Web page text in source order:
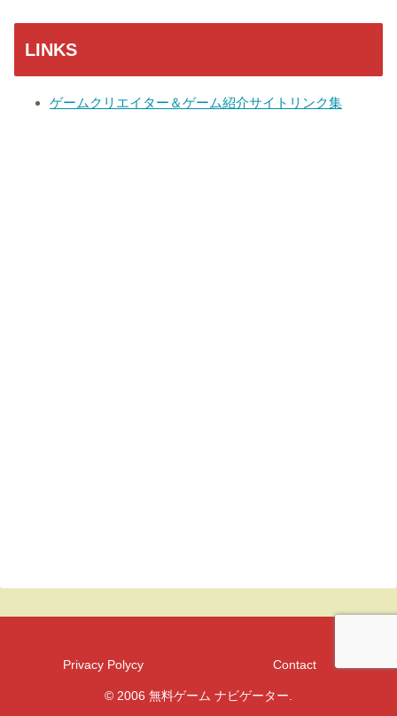
LINKS
ゲームクリエイター＆ゲーム紹介サイトリンク集
Privacy Polycy Contact
© 2006 無料ゲーム ナビゲーター.